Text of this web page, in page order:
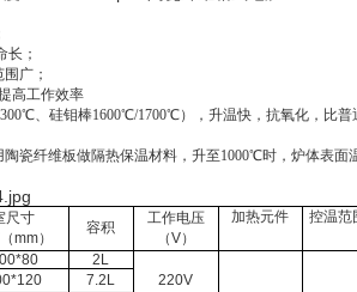
长；
广；
高工作效率
℃、硅钼棒1600℃/1700℃），升温快，抗氧化，比普
瓷纤维板做隔热保温材料，升至1000℃时，炉体表面
尺寸
mm）
容积
工作电压
（V）
加热元件 控温范
2L
220V
7.2L